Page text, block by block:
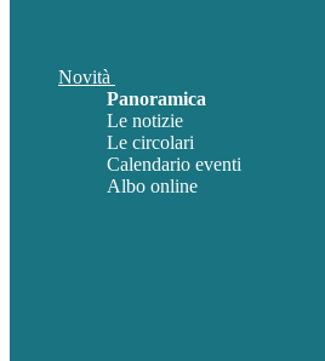
Novità
Panoramica
Le notizie
Le circolari
Calendario eventi
Albo online